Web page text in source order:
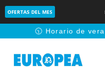
OFERTAS DEL MES
🕥 Horario de